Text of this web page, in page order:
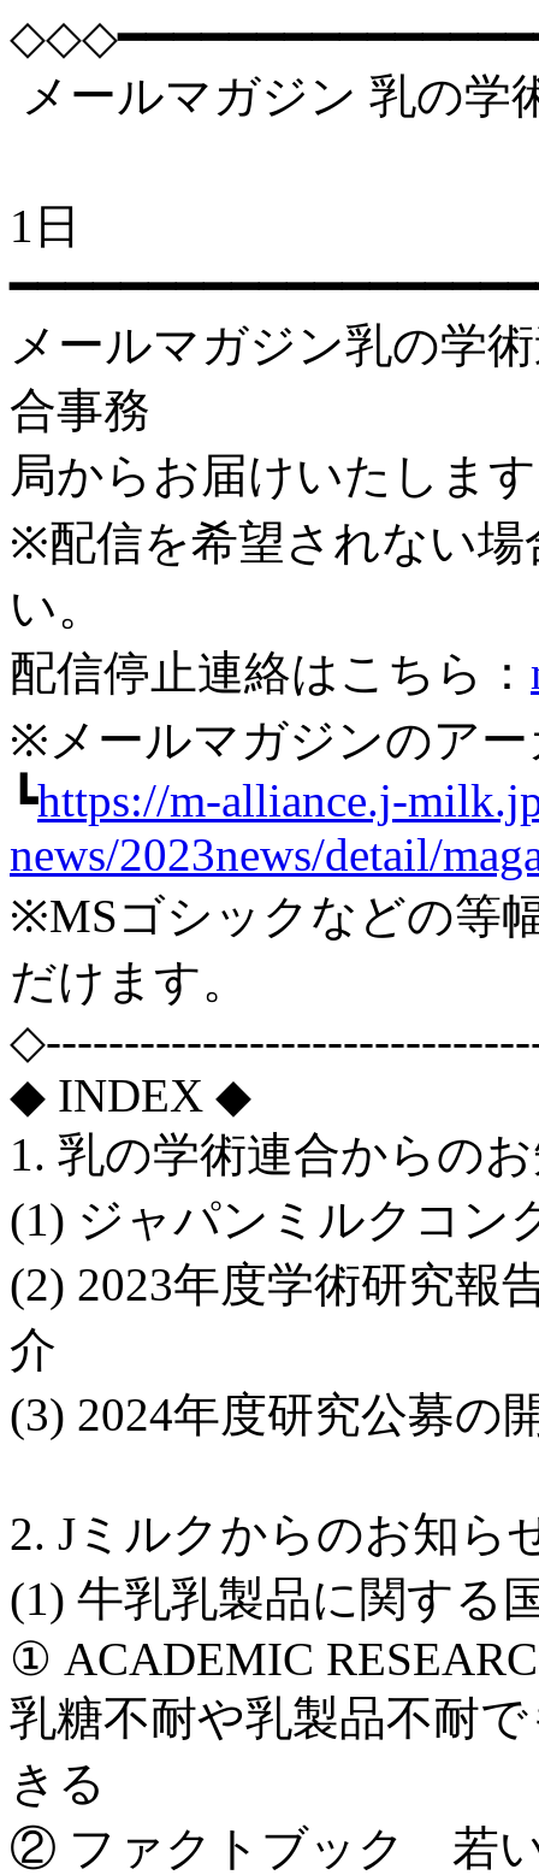
メールマガジン 乳の学
1日
メールマガジン乳の学
合事務
局からお届けいたしま
※配信を希望されない
い。
配信停止連絡はこちら：
※メールマガジンのア
┗https://m-alliance.j-
news/2023news/detail/
※MSゴシックなどの等
だけます。
◆ INDEX ◆
1. 乳の学術連合からの
(1) ジャパンミルクコン
(2) 2023年度学術研究報
介
(3) 2024年度研究公募の
2. Jミルクからのお知ら
(1) 牛乳乳製品に関する
① ACADEMIC
乳糖不耐や乳製品不耐
きる
② ファクトブック 若い